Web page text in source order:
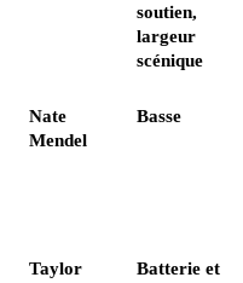
soutien,
largeur
scénique
Nate
Mendel
Basse
Taylor
Batterie et